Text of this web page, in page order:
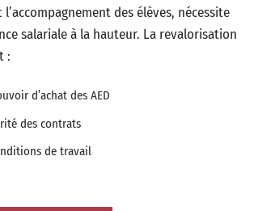
l’accompagnement des élèves, nécessite
salariale à la hauteur. La revalorisation
:
d’achat des AED
des contrats
de travail